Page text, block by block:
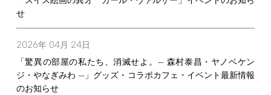
せ
2026年 04月 24日
「驚異の部屋の私たち、消滅せよ。— 森村泰昌・ヤノベケン
ジ・やなぎみわ —」グッズ・コラボカフェ・イベント最新情報
のお知らせ